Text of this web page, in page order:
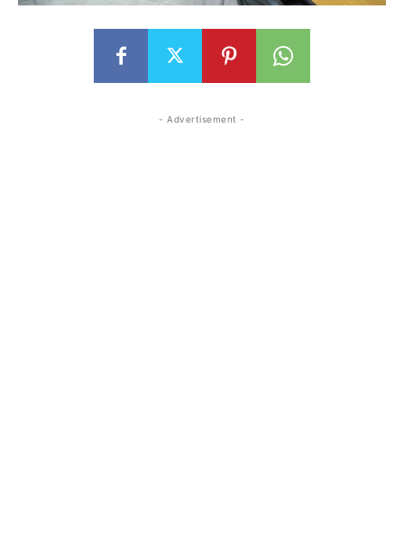
- Advertisement -